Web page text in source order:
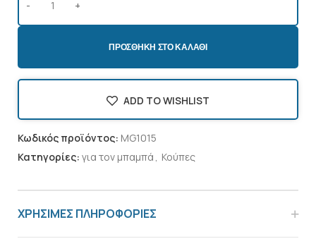
ΠΡΟΣΘΉΚΗ ΣΤΟ ΚΑΛΆΘΙ
ADD TO WISHLIST
Κωδικός προϊόντος: MG1015
Κατηγορίες: για τον μπαμπά , Κούπες
ΧΡΗΣΙΜΕΣ ΠΛΗΡΟΦΟΡΙΕΣ